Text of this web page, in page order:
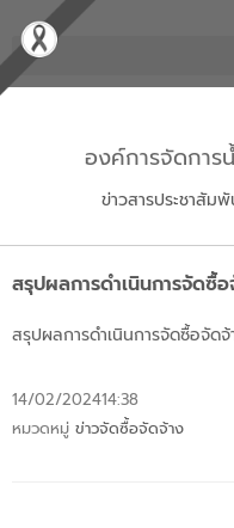
องค์การจัดการ
ข่าวสารประชาสัม
สรุปผลการดำเนินการจัดซื้
สรุปผลการดำเนินการจัดซื้อจัด
14/02/202414:38
หมวดหมู่ ข่าวจัดซื้อจัดจ้าง